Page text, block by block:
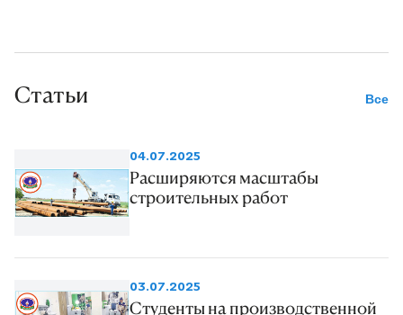
Статьи Все
04.07.2025
Расширяются масштабы
строительных работ
03.07.2025
Студенты на производственной